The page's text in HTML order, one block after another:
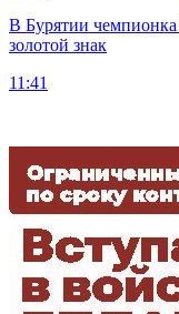
В Бурятии
золотой знак
11:41